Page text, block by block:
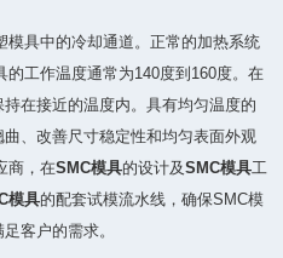
具中的冷却通道。正常的加热系统
工作温度通常为140度到160度。在
在接近的温度内。具有均匀温度的
、改善尺寸稳定性和均匀表面外观
商，在SMC模具的设计及SMC模具工
模具的配套试模流水线，确保SMC模
客户的需求。